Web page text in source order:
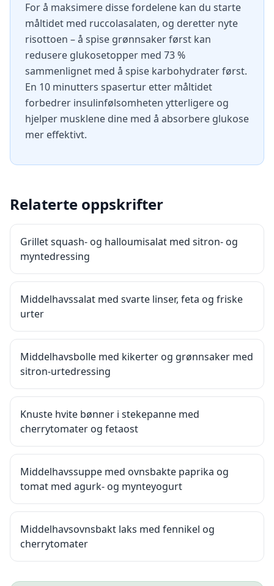
For å maksimere disse fordelene kan du starte
måltidet med ruccolasalaten, og deretter nyte
risottoen – å spise grønnsaker først kan
redusere glukosetopper med 73 %
sammenlignet med å spise karbohydrater først.
En 10 minutters spasertur etter måltidet
forbedrer insulinfølsomheten ytterligere og
hjelper musklene dine med å absorbere glukose
mer effektivt.
Relaterte oppskrifter
Grillet squash- og halloumisalat med sitron- og
myntedressing
Middelhavssalat med svarte linser, feta og friske
urter
Middelhavsbolle med kikerter og grønnsaker med
sitron-urtedressing
Knuste hvite bønner i stekepanne med
cherrytomater og fetaost
Middelhavssuppe med ovnsbakte paprika og
tomat med agurk- og mynteyogurt
Middelhavsovnsbakt laks med fennikel og
cherrytomater